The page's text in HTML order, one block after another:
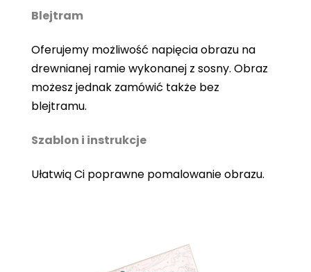
Blejtram
Oferujemy możliwość napięcia obrazu na
drewnianej ramie wykonanej z sosny. Obraz
możesz jednak zamówić także bez
blejtramu.
Szablon i instrukcje
Ułatwią Ci poprawne pomalowanie obrazu.